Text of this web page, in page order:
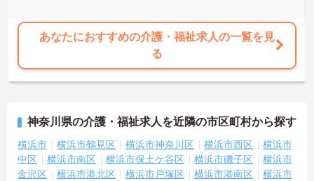
あなたにおすすめの介護・福祉求人の一覧を見
る
神奈川県の介護・福祉求人を近隣の市区町村から探す
横浜市 横浜市鶴見区 横浜市神奈川区 横浜市西区
横浜市
中区
横浜市南区 横浜市保土ケ谷区 横浜市磯子区
横浜市
金沢区
横浜市港北区 横浜市戸塚区 横浜市港南区
横浜市